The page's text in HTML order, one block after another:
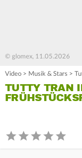
© glomex, 11.05.2026
Video > Musik & Stars >
TUTTY TRAN